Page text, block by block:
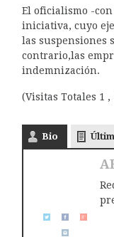
El oficialismo -
iniciativa, cuyo
las suspensiones
contrario,las
indemnización.
(Visitas Totales 1 ,
Bio